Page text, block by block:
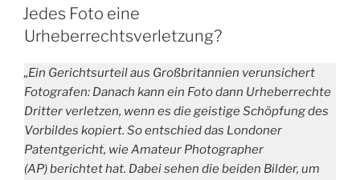
AM
Jedes Foto eine
Urheberrechtsverletzung?
„Ein Gerichtsurteil aus Großbritannien verunsichert
Fotografen: Danach kann ein Foto dann Urheberrechte
Dritter verletzen, wenn es die geistige Schöpfung des
Vorbildes kopiert. So entschied das Londoner
Patentgericht, wie Amateur Photographer
(AP) berichtet hat. Dabei sehen die beiden Bilder, um